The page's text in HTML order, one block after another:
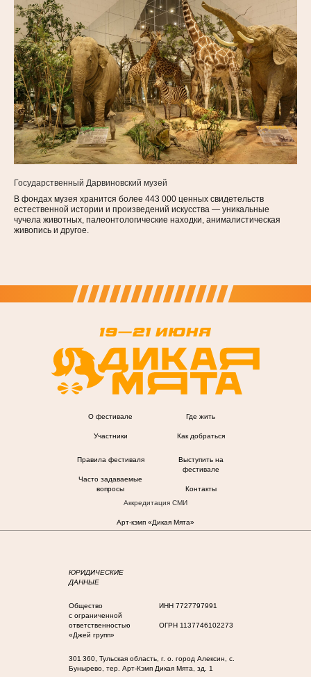
Государственный Дарвиновский музей
В фондах музея хранится более 443 000 ценных свидетельств
естественной истории и произведений искусства — уникальные
чучела животных, палеонтологические находки, анималистическая
живопись и другое.
О фестивале
Участники
Где жить
Как добраться
Правила фестиваля
Часто задаваемые
вопросы
Выступить на
фестивале
Контакты
Аккредитация СМИ
Арт-кэмп «Дикая Мята»
ЮРИДИЧЕСКИЕ
ДАННЫЕ
Общество
с ограниченной
ответственностью
«Джей групп»
ИНН 7727797991
ОГРН 1137746102273
301 360, Тульская область, г. о. город Алексин, с.
Бунырево, тер. Арт-Кэмп Дикая Мята, зд. 1